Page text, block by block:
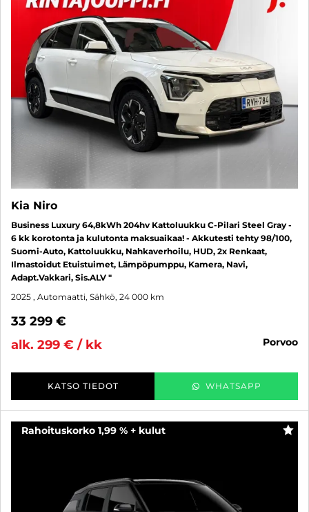
Kia Niro
Business Luxury 64,8kWh 204hv Kattoluukku C-Pilari Steel Gray -
6 kk korotonta ja kulutonta maksuaikaa! - Akkutesti tehty 98/100,
Suomi-Auto, Kattoluukku, Nahkaverhoilu, HUD, 2x Renkaat,
Ilmastoidut Etuistuimet, Lämpöpumppu, Kamera, Navi,
Adapt.Vakkari, Sis.ALV "
2025 , Automaatti, Sähkö, 24 000 km
33 299 €
alk. 299 € / kk
porvoo
KATSO TIEDOT WHATSAPP
Rahoituskorko 1,99 % + kulut